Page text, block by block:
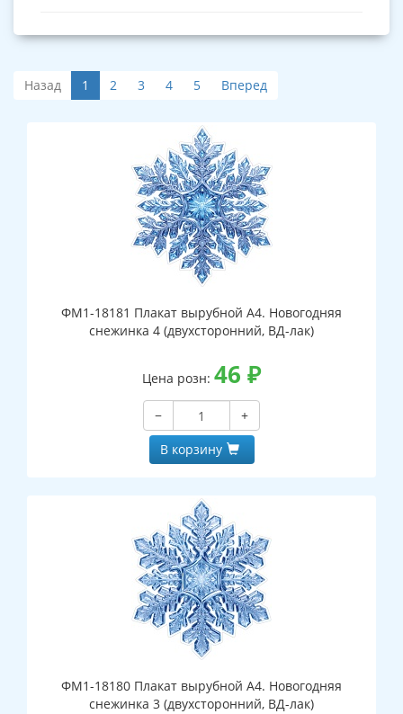
Назад 1 2 3 4 5 Вперед
ФМ1-18181 Плакат вырубной А4. Новогодняя
снежинка 4 (двухсторонний, ВД-лак)
Цена розн: 46 ₽
−
+
В корзину
ФМ1-18180 Плакат вырубной А4. Новогодняя
снежинка 3 (двухсторонний, ВД-лак)